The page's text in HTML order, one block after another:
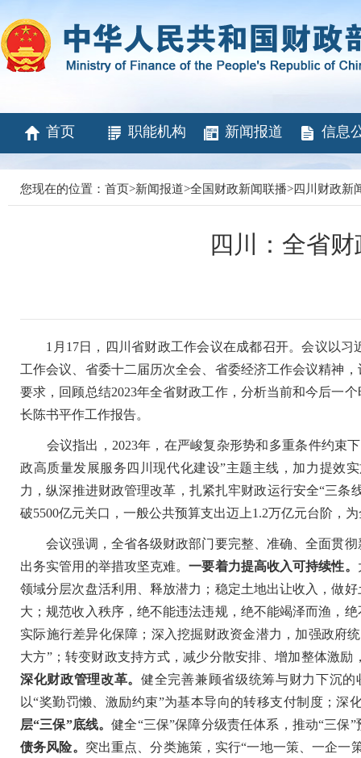
首页 职能机构 新闻报道 信息
您现在的位置： 首页>新闻报道>全国财政新闻联播>四川财政新
四川：全省
1月17日，四川省财政工作会议在成都召开。会议以习
工作会议、省委十二届历次全会、省委经济工作会议精神
要求，回顾总结2023年全省财政工作，分析当前和今后一
长陈书平作工作报告。
会议指出，2023年，在严峻复杂形势和多重条件约束下
政高质量发展服务四川现代化建设”主题主线，加力提效
力，纵深推进财政管理改革，扎紧扎牢财政运行安全“三
破5500亿元关口，一般公共预算支出迈上1.2万亿元台阶，
会议强调，全省各级财政部门要完整、准确、全面贯彻
出务实管用的举措攻坚克难。一要着力提高收入可持续性。
领域分层次盘活利用、释放潜力；稳定土地出让收入，做
大；规范收入秩序，绝不能违法违规，绝不能竭泽而渔，
实际施行差异化保障；深入挖掘财政资金潜力，加强政府
大方”；转变财政支持方式，减少分散安排、增加整体激
深化财政管理改革。健全完善兼顾省级统筹与财力下沉
以“奖勤罚懒、激励约束”为基本导向的转移支付制度；
层“三保”底线。健全“三保”保障分级责任体系，推动“三保
债务风险。 突出重点、分类施策，实行“一地一策、一企一